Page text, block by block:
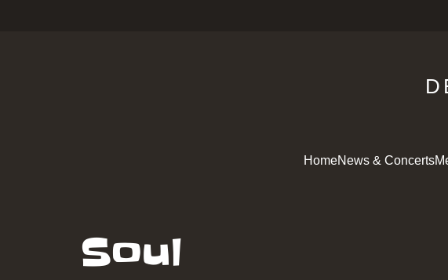
HomeNews & Concerts
Soul